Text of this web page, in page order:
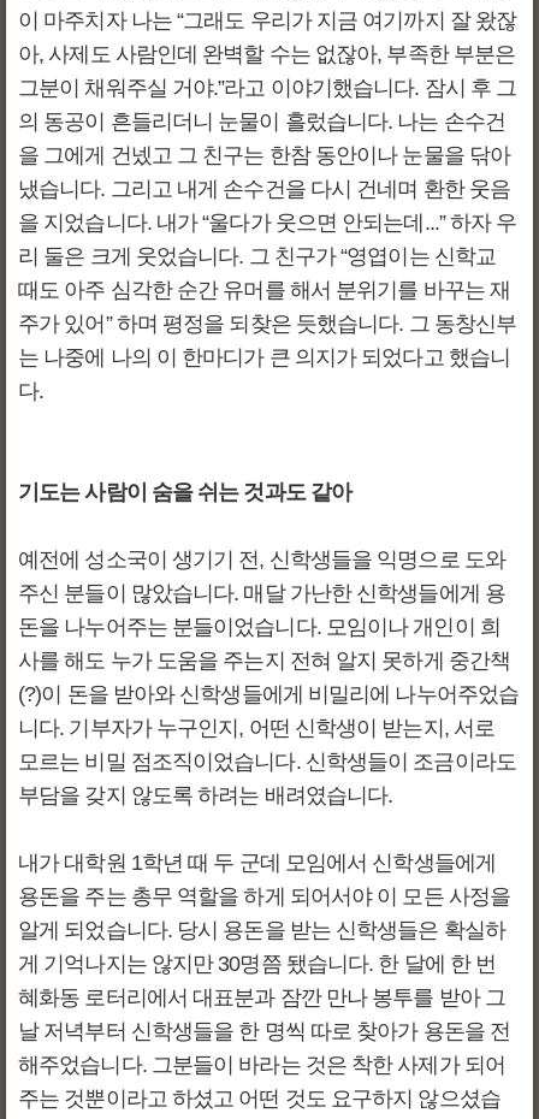
이 마주치자 나는 “그래도 우리가 지금 여기까지 잘 왔잖
아, 사제도 사람인데 완벽할 수는 없잖아, 부족한 부분은
그분이 채워주실 거야.”라고 이야기했습니다. 잠시 후 그
의 동공이 흔들리더니 눈물이 흘렀습니다. 나는 손수건
을 그에게 건넸고 그 친구는 한참 동안이나 눈물을 닦아
냈습니다. 그리고 내게 손수건을 다시 건네며 환한 웃음
을 지었습니다. 내가 “울다가 웃으면 안되는데...” 하자 우
리 둘은 크게 웃었습니다. 그 친구가 “영엽이는 신학교
때도 아주 심각한 순간 유머를 해서 분위기를 바꾸는 재
주가 있어” 하며 평정을 되찾은 듯했습니다. 그 동창신부
는 나중에 나의 이 한마디가 큰 의지가 되었다고 했습니
다.
기도는 사람이 숨을 쉬는 것과도 같아
예전에 성소국이 생기기 전, 신학생들을 익명으로 도와
주신 분들이 많았습니다. 매달 가난한 신학생들에게 용
돈을 나누어주는 분들이었습니다. 모임이나 개인이 희
사를 해도 누가 도움을 주는지 전혀 알지 못하게 중간책
(?)이 돈을 받아와 신학생들에게 비밀리에 나누어주었습
니다. 기부자가 누구인지, 어떤 신학생이 받는지, 서로
모르는 비밀 점조직이었습니다. 신학생들이 조금이라도
부담을 갖지 않도록 하려는 배려였습니다.
내가 대학원 1학년 때 두 군데 모임에서 신학생들에게
용돈을 주는 총무 역할을 하게 되어서야 이 모든 사정을
알게 되었습니다. 당시 용돈을 받는 신학생들은 확실하
게 기억나지는 않지만 30명쯤 됐습니다. 한 달에 한 번
혜화동 로터리에서 대표분과 잠깐 만나 봉투를 받아 그
날 저녁부터 신학생들을 한 명씩 따로 찾아가 용돈을 전
해주었습니다. 그분들이 바라는 것은 착한 사제가 되어
주는 것뿐이라고 하셨고 어떤 것도 요구하지 않으셨습